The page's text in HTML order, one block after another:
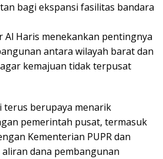
bagi ekspansi fasilitas bandara
Al Haris menekankan pentingnya
antara wilayah barat dan
kemajuan tidak terpusat
terus berupaya menarik
pemerintah pusat, termasuk
Kementerian PUPR dan
dana pembangunan